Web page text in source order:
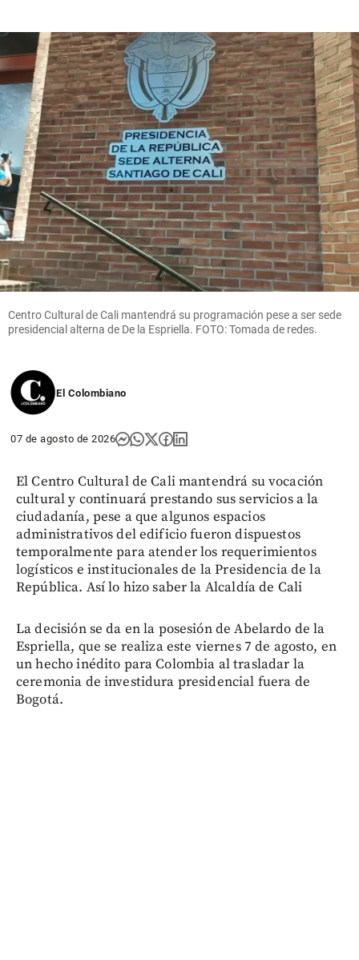
Centro Cultural de Cali mantendrá su programación pese a ser sede
presidencial alterna de De la Espriella. FOTO: Tomada de redes.
El Colombiano
07 de agosto de 2026
El Centro Cultural de Cali mantendrá su vocación
cultural y continuará prestando sus servicios a la
ciudadanía, pese a que algunos espacios
administrativos del edificio fueron dispuestos
temporalmente para atender los requerimientos
logísticos e institucionales de la Presidencia de la
República. Así lo hizo saber la Alcaldía de Cali
La decisión se da en la posesión de Abelardo de la
Espriella, que se realiza este viernes 7 de agosto, en
un hecho inédito para Colombia al trasladar la
ceremonia de investidura presidencial fuera de
Bogotá.